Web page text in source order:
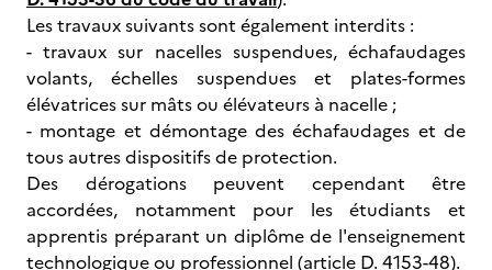
Les travaux suivants sont également interdits :
- travaux sur nacelles suspendues, échafaudages
volants, échelles suspendues et plates-formes
élévatrices sur mâts ou élévateurs à nacelle ;
- montage et démontage des échafaudages et de
tous autres dispositifs de protection.
Des dérogations peuvent cependant être
accordées, notamment pour les étudiants et
apprentis préparant un diplôme de l'enseignement
technologique ou professionnel (article D. 4153-48).